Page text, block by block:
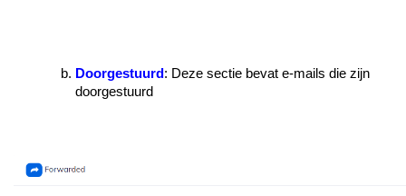
Doorgestuurd : Deze sectie bevat e-mails die zijn
doorgestuurd